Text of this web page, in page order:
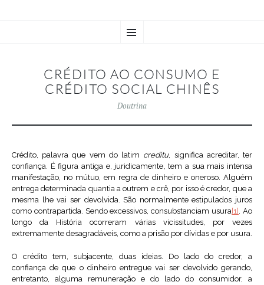
TO
CRÉDITO AO CONSUMO E
CRÉDITO SOCIAL CHINÊS
Doutrina
Crédito, palavra que vem do latim creditu, significa acreditar, ter
confiança. É figura antiga e, juridicamente, tem a sua mais intensa
manifestação, no mútuo, em regra de dinheiro e oneroso. Alguém
entrega determinada quantia a outrem e crê, por isso é credor, que a
mesma lhe vai ser devolvida. São normalmente estipulados juros
como contrapartida. Sendo excessivos, consubstanciam usura[1] . Ao
longo da História ocorreram várias vicissitudes, por vezes
extremamente desagradáveis, como a prisão por dívidas e por usura.
O crédito tem, subjacente, duas ideias. Do lado do credor, a
confiança de que o dinheiro entregue vai ser devolvido gerando,
entretanto, alguma remuneração e do lado do consumidor, a